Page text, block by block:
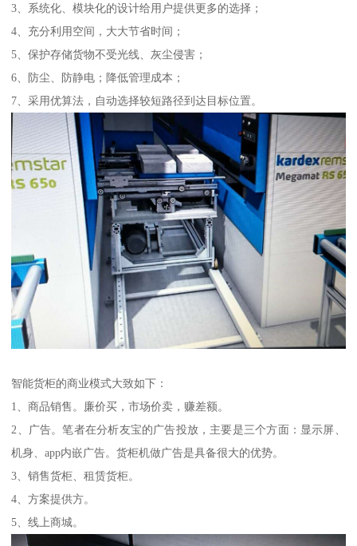
3、系统化、模块化的设计给用户提供更多的选择；
4、充分利用空间，大大节省时间；
5、保护存储货物不受光线、灰尘侵害；
6、防尘、防静电；降低管理成本；
7、采用优算法，自动选择较短路径到达目标位置。
智能货柜的商业模式大致如下：
1、商品销售。廉价买，市场价卖，赚差额。
2、广告。笔者在分析友宝的广告投放，主要是三个方面：显示屏、
机身、app内嵌广告。货柜机做广告是具备很大的优势。
3、销售货柜、租赁货柜。
4、方案提供方。
5、线上商城。